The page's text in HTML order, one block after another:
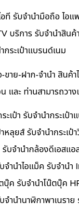
ที รับจำนำมือถือ ไอ
บริการ รับจำนำสิน
กระเป๋าแบรนด์เนม
ย-ฝาก-จำนำ สินค้า
และ ท่านสามารถว
เป๋า รับจำนำกระเป๋
หลุยส์ รับจำนำกระ
จำนำกล้องดีเอสแ
ำนำไอแม็ค รับจำน
ค รับจำนำโน๊ตบุ๊ค
ำนำนาฬิกาพาเนรา